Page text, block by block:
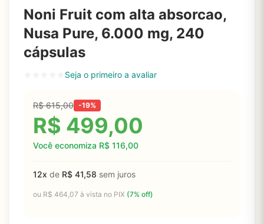
Noni Fruit com alta absorcao,
Nusa Pure, 6.000 mg, 240
cápsulas
Seja o primeiro a avaliar
R$615,00 -19%
R$ 499,00
Você economiza R$ 116,00
12x de R$ 41,58 sem juros
ou R$ 464,07 à vista no PIX (7% off)